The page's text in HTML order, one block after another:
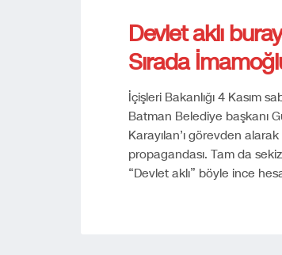
Devlet aklı
Sırada
İçişleri Bakanlığı 4 Kasım
Batman Belediye başkanı
Karayılan’ı görevden
propagandası. Tam da
“Devlet aklı” böyle ince